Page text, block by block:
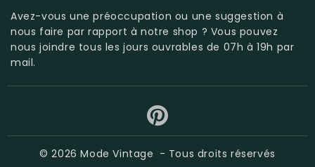
Avez-vous une préoccupation ou une suggestion à
nous faire par rapport ànotre shop ? Vous pouvez
nous joindre tous les jours ouvrables de 07h à 19h par
mail.
© 2026Mode Vintage - Tous droits réservés